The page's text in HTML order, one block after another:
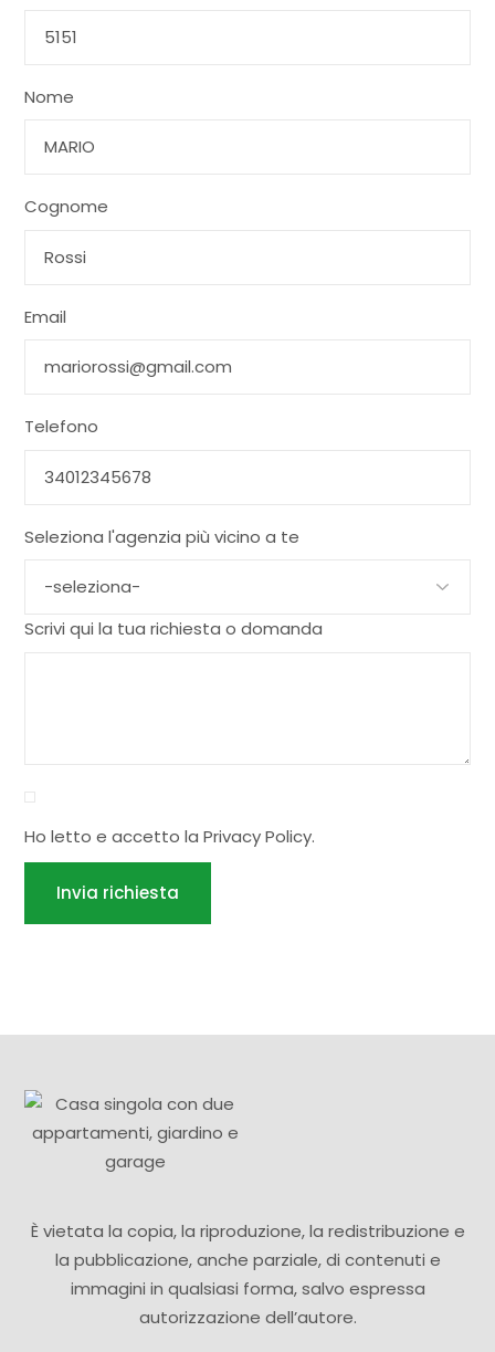
Nome
Cognome
Email
Telefono
Seleziona l'agenzia più vicino a te
Scrivi qui la tua richiesta o domanda
Ho letto e accetto laPrivacy Policy.
Invia richiesta
È vietata la copia, la riproduzione, la redistribuzione e
la pubblicazione, anche parziale, di contenuti e
immagini in qualsiasi forma, salvo espressa
autorizzazione dell’autore.